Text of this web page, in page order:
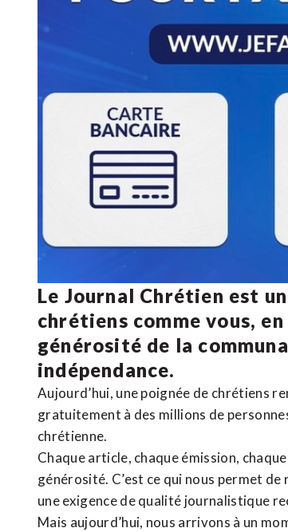
Le Journal Chrétien est
chrétiens comme vous,
générosité de la
indépendance.
Aujourd’hui, une poignée de chrétiens
gratuitement à des millions de
chrétienne.
Chaque article, chaque émission,
générosité. C’est ce qui nous permet
une exigence de qualité journalistique
Mais aujourd’hui, nous arrivons à un